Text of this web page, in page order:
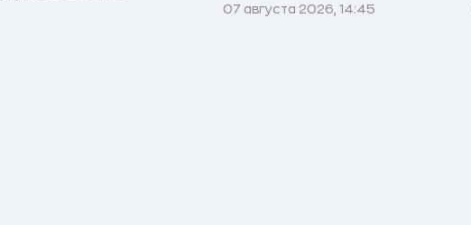
07 августа 2026, 14:45